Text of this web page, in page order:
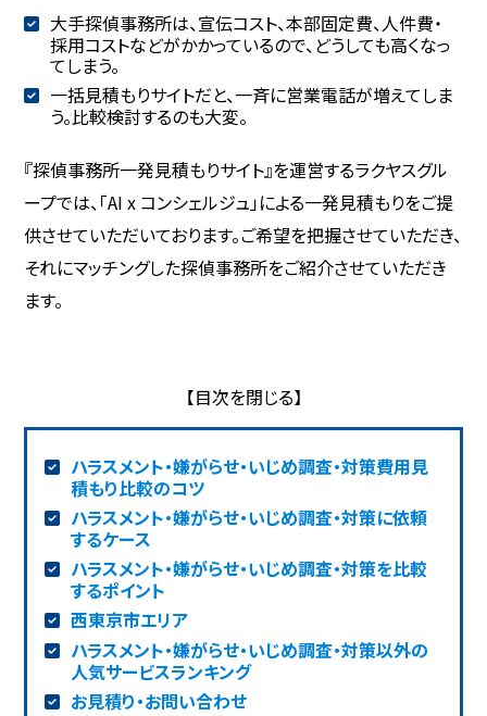
大手探偵事務所は、宣伝コスト、本部固定費、人件費・
採用コストなどがかかっているので、どうしても高くなっ
てしまう。
一括見積もりサイトだと、一斉に営業電話が増えてしま
う。比較検討するのも大変。
『探偵事務所一発見積もりサイト』を運営するラクヤスグル
ープでは、「AI x コンシェルジュ」による一発見積もりをご提
供させていただいております。ご希望を把握させていただき、
それにマッチングした探偵事務所をご紹介させていただき
ます。
ハラスメント・嫌がらせ・いじめ調査・対策費用見
積もり比較のコツ
ハラスメント・嫌がらせ・いじめ調査・対策に依頼
するケース
ハラスメント・嫌がらせ・いじめ調査・対策を比較
するポイント
西東京市エリア
ハラスメント・嫌がらせ・いじめ調査・対策以外の
人気サービスランキング
お見積り・お問い合わせ